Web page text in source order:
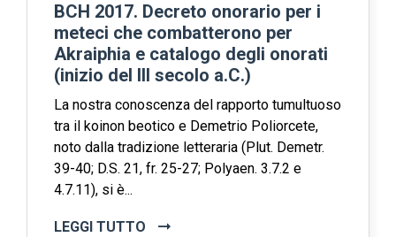
BCH 2017. Decreto onorario per i
meteci che combatterono per
Akraiphia e catalogo degli onorati
(inizio del III secolo a.C.)
La nostra conoscenza del rapporto tumultuoso
tra il koinon beotico e Demetrio Poliorcete,
noto dalla tradizione letteraria (Plut. Demetr.
39-40; D.S. 21, fr. 25-27; Polyaen. 3.7.2 e
4.7.11), si è...
LEGGI TUTTO